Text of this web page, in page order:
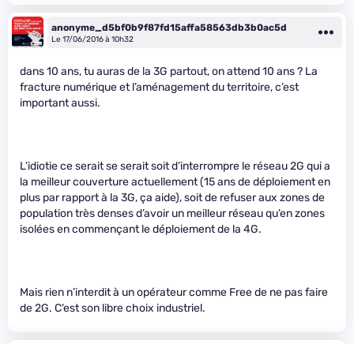
anonyme_d5bf0b9f87fd15affa58563db3b0ac5d
Le 17/06/2016 à 10h32
dans 10 ans, tu auras de la 3G partout, on attend 10 ans ? La
fracture numérique et l’aménagement du territoire, c’est
important aussi.
L’idiotie ce serait se serait soit d’interrompre le réseau 2G qui a
la meilleur couverture actuellement (15 ans de déploiement en
plus par rapport à la 3G, ça aide), soit de refuser aux zones de
population très denses d’avoir un meilleur réseau qu’en zones
isolées en commençant le déploiement de la 4G.
Mais rien n’interdit à un opérateur comme Free de ne pas faire
de 2G. C’est son libre choix industriel.